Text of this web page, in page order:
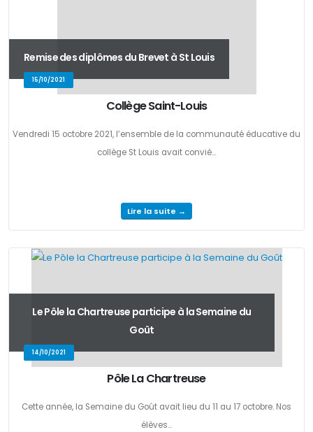
Remise des diplômes du Brevet à St Louis
15/10/2021
Collège Saint-Louis
Vendredi 15 octobre 2021, l’ensemble de la communauté éducative du
collège St Louis avait convié...
Lire la suite →
Le Pôle la Chartreuse participe à la Semaine du
Goût
14/10/2021
Pôle La Chartreuse
Cette année, la Semaine du Goût avait lieu du 11 au 17 octobre. Nos
élèves...